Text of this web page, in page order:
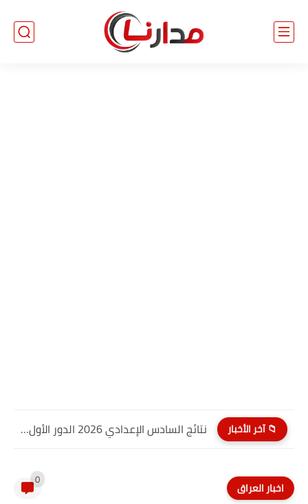
📁 آخر الأخبار نتائج السادس الإعدادي 2026 الدور الأول PDF البصره| موقع نتائجنا
اخبار العراق 0